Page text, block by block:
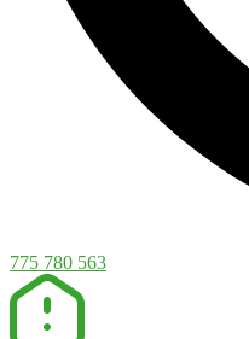
775 780 563